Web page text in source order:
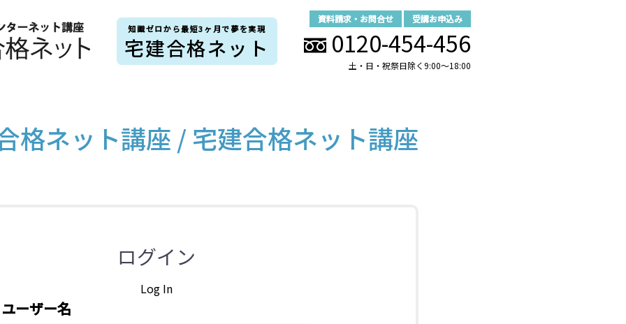
知識ゼロから最短3ヶ月で夢を実現
宅建合格ネット
資料請求・お問合せ 受講お申込み
0120-454-456
土・日・祝祭日除く9:00～18:00
格ネット講座 / 宅建合格ネット講座
ログイン
Log In
ユーザー名